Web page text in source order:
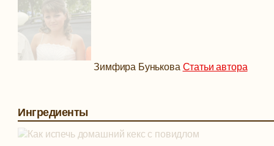
Зимфира Бунькова Статьи автора
Ингредиенты